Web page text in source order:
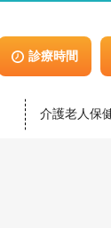
診療時間
介護老人保